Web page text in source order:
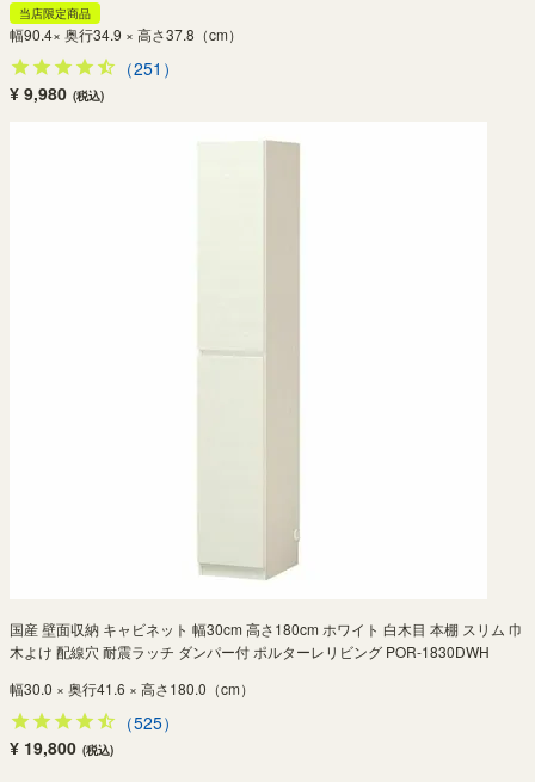
当店限定商品
幅90.4× 奥行34.9 × 高さ37.8（cm）
（251）
¥ 9,980 (税込)
国産 壁面収納 キャビネット 幅30cm 高さ180cm ホワイト 白木目 本棚 スリム 巾
木よけ 配線穴 耐震ラッチ ダンパー付 ポルターレリビング POR-1830DWH
幅30.0 × 奥行41.6 × 高さ180.0（cm）
（525）
¥ 19,800 (税込)